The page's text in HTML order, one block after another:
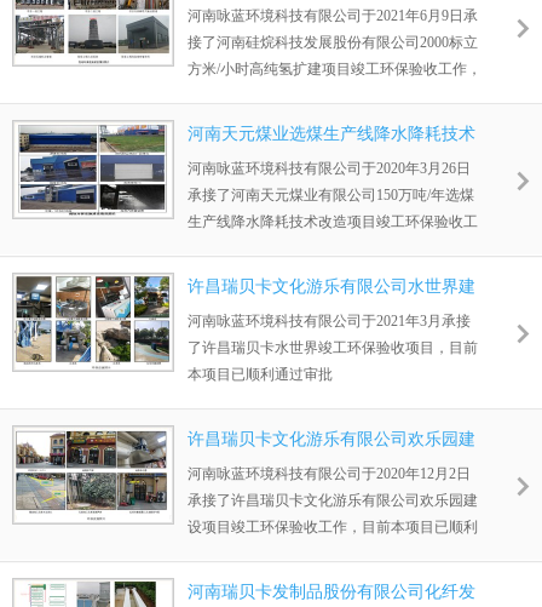
扩建项目竣工环保验收
河南咏蓝环境科技有限公司于2021年6月9日承
接了河南硅烷科技发展股份有限公司2000标立
方米/小时高纯氢扩建项目竣工环保验收工作，
河南天元煤业选煤生产线降水降耗技术
改造项目竣工环保验收
河南咏蓝环境科技有限公司于2020年3月26日
承接了河南天元煤业有限公司150万吨/年选煤
生产线降水降耗技术改造项目竣工环保验收工
许昌瑞贝卡文化游乐有限公司水世界建
设项目竣工环保验收
河南咏蓝环境科技有限公司于2021年3月承接
了许昌瑞贝卡水世界竣工环保验收项目，目前
本项目已顺利通过审批
许昌瑞贝卡文化游乐有限公司欢乐园建
设项目竣工环保验收
河南咏蓝环境科技有限公司于2020年12月2日
承接了许昌瑞贝卡文化游乐有限公司欢乐园建
设项目竣工环保验收工作，目前本项目已顺利
河南瑞贝卡发制品股份有限公司化纤发